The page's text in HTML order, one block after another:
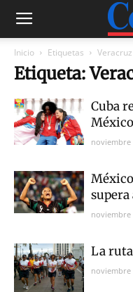
Inicio Etiquetas
Etiqueta:
Cuba
México
noviembre
noviembre
La
noviembre